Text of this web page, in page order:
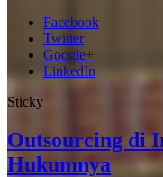
Facebook
Twitter
Google+
LinkedIn
Sticky
Outsourcing di
Hukumnya